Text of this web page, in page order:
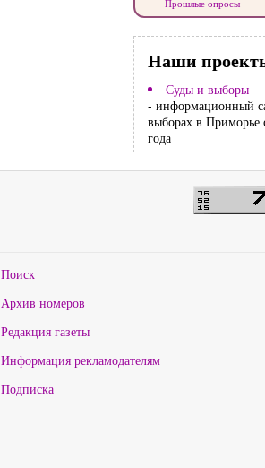
Прошлые опросы
Наши
Суды и выборы
- информационный
выборах в Приморье
года
Поиск
Архив номеров
Редакция газеты
Информация рекламодателям
Подписка